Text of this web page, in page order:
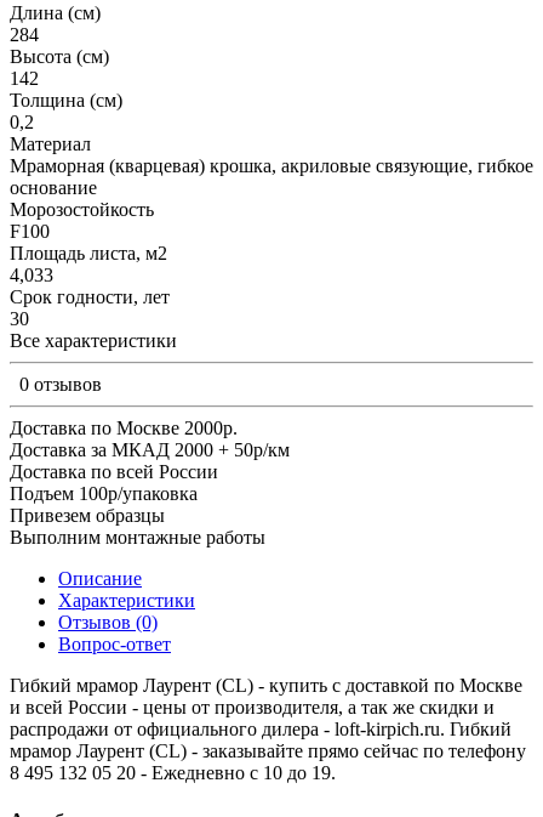
Длина (см)
284
Высота (см)
142
Толщина (см)
0,2
Материал
Мраморная (кварцевая) крошка, акриловые связующие, гибкое
основание
Морозостойкость
F100
Площадь листа, м2
4,033
Срок годности, лет
30
Все характеристики
0 отзывов
Доставка по Москве 2000р.
Доставка за МКАД 2000 + 50р/км
Доставка по всей России
Подъем 100р/упаковка
Привезем образцы
Выполним монтажные работы
Описание
Характеристики
Отзывов (0)
Вопрос-ответ
Гибкий мрамор Лаурент (CL) - купить с доставкой по Москве
и всей России - цены от производителя, а так же скидки и
распродажи от официального дилера - loft-kirpich.ru. Гибкий
мрамор Лаурент (CL) - заказывайте прямо сейчас по телефону
8 495 132 05 20 - Ежедневно с 10 до 19.